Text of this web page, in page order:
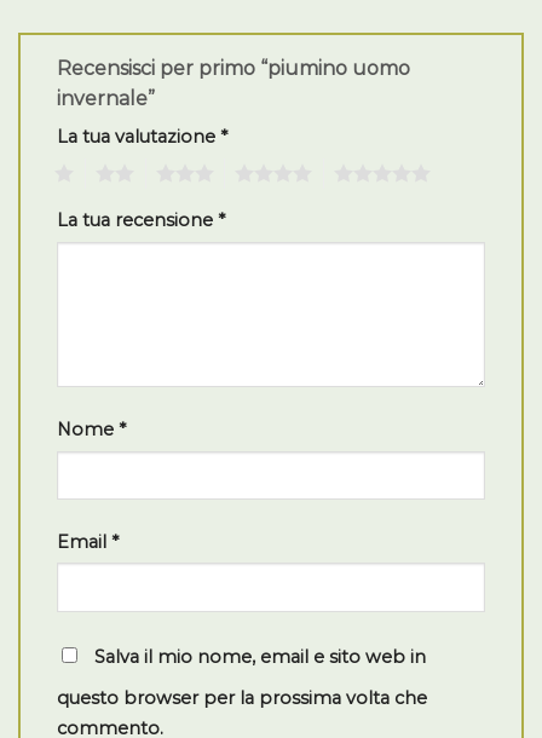
Recensisci per primo “piumino uomo
invernale”
La tua valutazione *
La tua recensione *
Nome *
Email *
Salva il mio nome, email e sito web in
questo browser per la prossima volta che
commento.